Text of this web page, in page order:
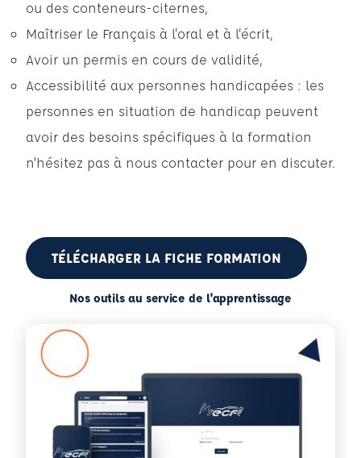
ou des conteneurs-citernes,
Maîtriser le Français à l'oral et à l'écrit,
Avoir un permis en cours de validité,
Accessibilité aux personnes handicapées : les
personnes en situation de handicap peuvent
avoir des besoins spécifiques à la formation
n’hésitez pas à nous contacter pour en discuter.
TÉLÉCHARGER LA FICHE FORMATION
Nos outils au service de l'apprentissage